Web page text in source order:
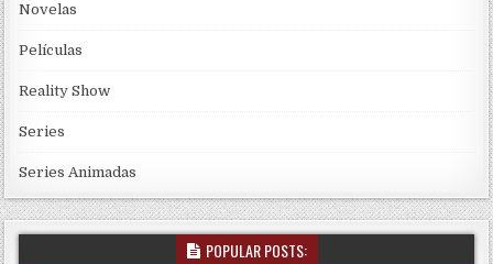
Novelas
Películas
Reality Show
Series
Series Animadas
POPULAR POSTS: